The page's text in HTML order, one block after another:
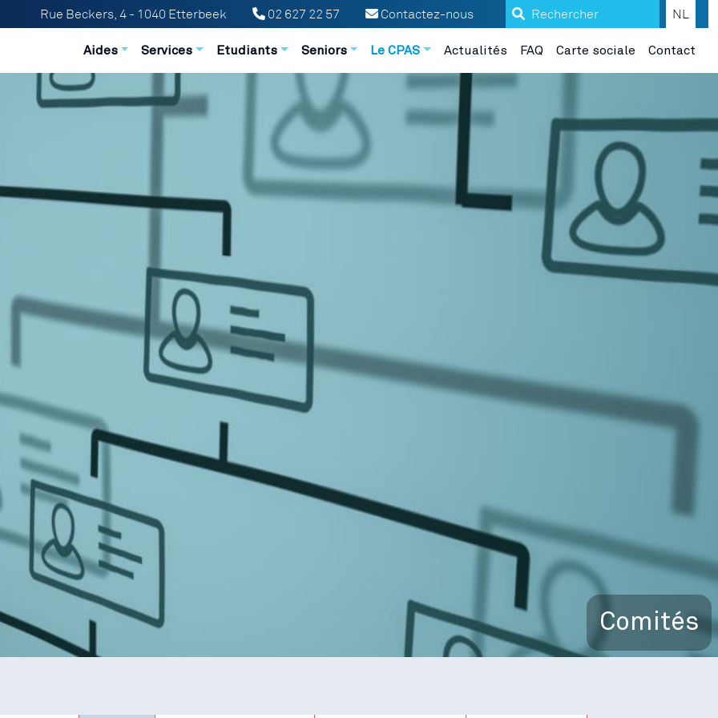
Search NL
Contactez-nous
02 627 22 57
Rue Beckers, 4 - 1040 Etterbeek
Navigation principale
Aides Services Etudiants Seniors Le CPAS Actualités FAQ Carte sociale Contact
Comités